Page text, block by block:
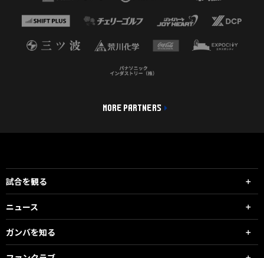
MORE PARTNERS
試合を観る
ニュース
ガンバを知る